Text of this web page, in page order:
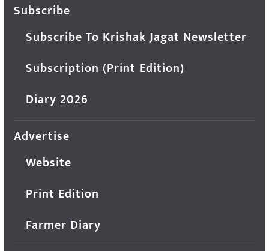
Subscribe
Subscribe To Krishak Jagat Newsletter
Subscription (Print Edition)
Diary 2026
Advertise
Website
Print Edition
Farmer Diary